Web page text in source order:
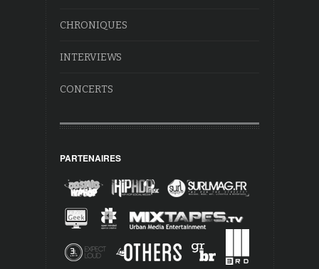
CHRONIQUES
INTERVIEWS
CONCERTS
PARTENAIRES